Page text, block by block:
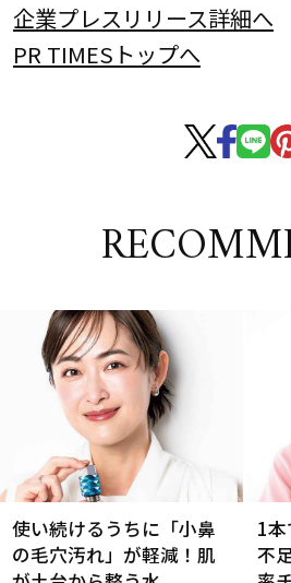
企業プレスリリース詳細へ
PR TIMESトップへ
使い続けるうちに「小鼻
の毛穴汚れ」が軽減！肌
1
不